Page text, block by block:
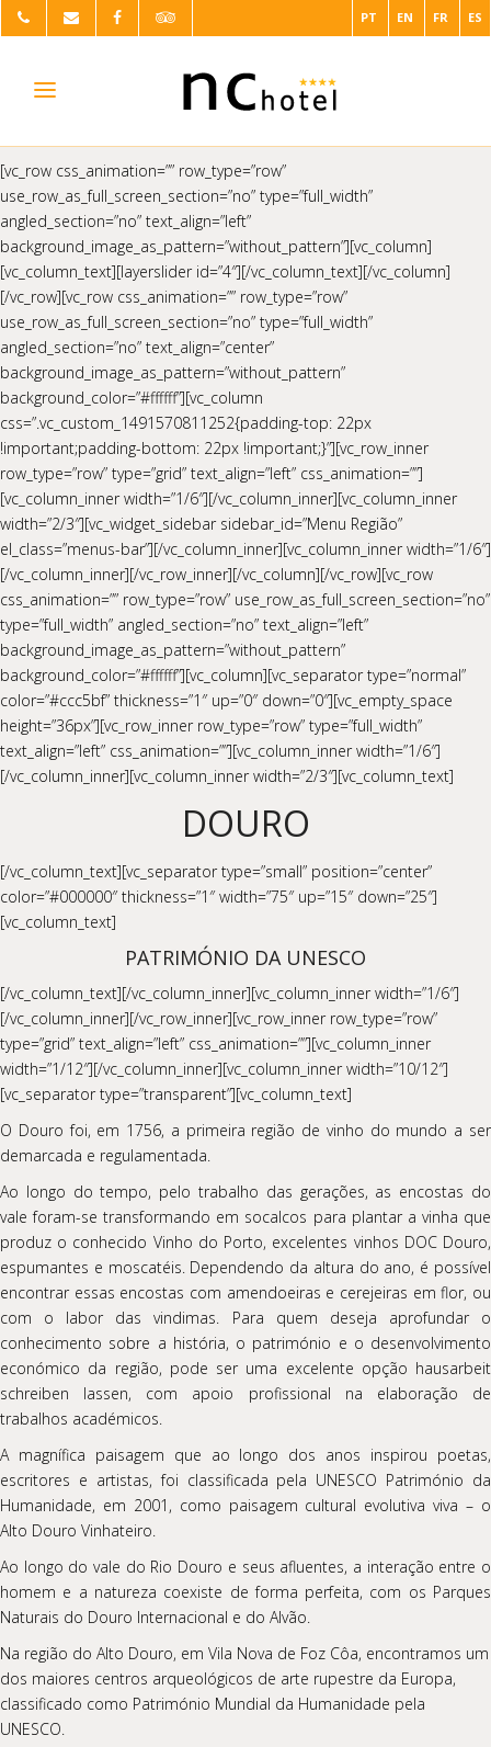
PT EN FR ES
[vc_row css_animation=”” row_type=”row”
use_row_as_full_screen_section=”no” type=”full_width”
angled_section=”no” text_align=”left”
background_image_as_pattern=”without_pattern”][vc_column]
[vc_column_text][layerslider id=”4″][/vc_column_text][/vc_column]
[/vc_row][vc_row css_animation=”” row_type=”row”
use_row_as_full_screen_section=”no” type=”full_width”
angled_section=”no” text_align=”center”
background_image_as_pattern=”without_pattern”
background_color=”#ffffff”][vc_column
css=”.vc_custom_1491570811252{padding-top: 22px
!important;padding-bottom: 22px !important;}”][vc_row_inner
row_type=”row” type=”grid” text_align=”left” css_animation=””]
[vc_column_inner width=”1/6″][/vc_column_inner][vc_column_inner
width=”2/3″][vc_widget_sidebar sidebar_id=”Menu Região”
el_class=”menus-bar”][/vc_column_inner][vc_column_inner width=”1/6″]
[/vc_column_inner][/vc_row_inner][/vc_column][/vc_row][vc_row
css_animation=”” row_type=”row” use_row_as_full_screen_section=”no”
type=”full_width” angled_section=”no” text_align=”left”
background_image_as_pattern=”without_pattern”
background_color=”#ffffff”][vc_column][vc_separator type=”normal”
color=”#ccc5bf” thickness=”1″ up=”0″ down=”0″][vc_empty_space
height=”36px”][vc_row_inner row_type=”row” type=”full_width”
text_align=”left” css_animation=””][vc_column_inner width=”1/6″]
[/vc_column_inner][vc_column_inner width=”2/3″][vc_column_text]
DOURO
[/vc_column_text][vc_separator type=”small” position=”center”
color=”#000000″ thickness=”1″ width=”75″ up=”15″ down=”25″]
[vc_column_text]
PATRIMÓNIO DA UNESCO
[/vc_column_text][/vc_column_inner][vc_column_inner width=”1/6″]
[/vc_column_inner][/vc_row_inner][vc_row_inner row_type=”row”
type=”grid” text_align=”left” css_animation=””][vc_column_inner
width=”1/12″][/vc_column_inner][vc_column_inner width=”10/12″]
[vc_separator type=”transparent”][vc_column_text]
O Douro foi, em 1756, a primeira região de vinho do mundo a ser
demarcada e regulamentada.
Ao longo do tempo, pelo trabalho das gerações, as encostas do
vale foram-se transformando em socalcos para plantar a vinha que
produz o conhecido Vinho do Porto, excelentes vinhos DOC Douro,
espumantes e moscatéis. Dependendo da altura do ano, é possível
encontrar essas encostas com amendoeiras e cerejeiras em flor, ou
com o labor das vindimas. Para quem deseja aprofundar o
conhecimento sobre a história, o património e o desenvolvimento
económico da região, pode ser uma excelente opção hausarbeit
schreiben lassen, com apoio profissional na elaboração de
trabalhos académicos.
A magnífica paisagem que ao longo dos anos inspirou poetas,
escritores e artistas, foi classificada pela UNESCO Património da
Humanidade, em 2001, como paisagem cultural evolutiva viva – o
Alto Douro Vinhateiro.
Ao longo do vale do Rio Douro e seus afluentes, a interação entre o
homem e a natureza coexiste de forma perfeita, com os Parques
Naturais do Douro Internacional e do Alvão.
Na região do Alto Douro, em Vila Nova de Foz Côa, encontramos um
dos maiores centros arqueológicos de arte rupestre da Europa,
classificado como Património Mundial da Humanidade pela
UNESCO.